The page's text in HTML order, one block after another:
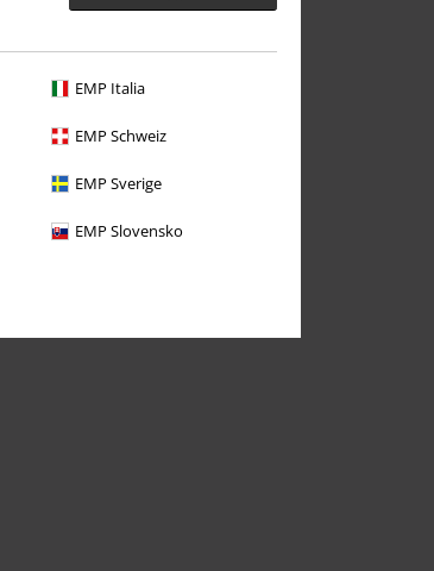
EMP Italia
EMP Schweiz
EMP Sverige
EMP Slovensko